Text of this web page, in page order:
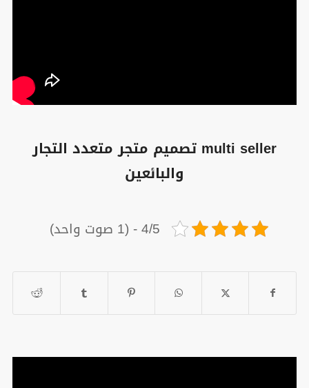
multi seller تصميم متجر متعدد التجار
والبائعين
4/5 - (1 صوت واحد)